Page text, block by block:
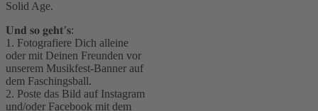
Solid Age.
𝐔𝐧𝐝 𝐬𝐨 𝐠𝐞𝐡𝐭’𝐬:
1. Fotografiere Dich alleine
oder mit Deinen Freunden vor
unserem Musikfest-Banner auf
dem Faschingsball.
2. Poste das Bild auf Instagram
und/oder Facebook mit dem